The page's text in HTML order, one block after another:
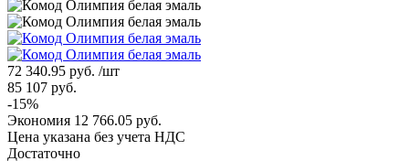
72 340.95 руб. /шт
85 107 руб.
-15%
Экономия 12 766.05 руб.
Цена указана без учета НДС
Достаточно